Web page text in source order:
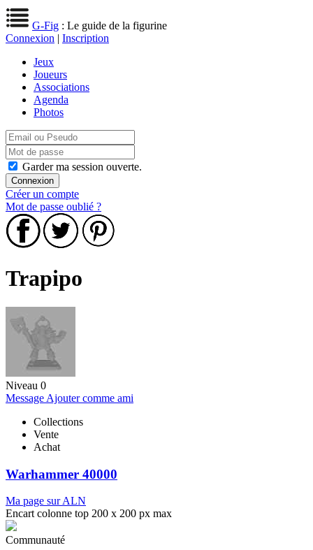
G-Fig : Le guide de la figurine
Connexion | Inscription
Jeux
Joueurs
Associations
Agenda
Photos
Garder ma session ouverte.
Créer un compte
Mot de passe oublié ?
Trapipo
Niveau 0
Message Ajouter comme ami
Collections
Vente
Achat
Warhammer 40000
Ma page sur ALN
Encart colonne top 200 x 200 px max
Communauté